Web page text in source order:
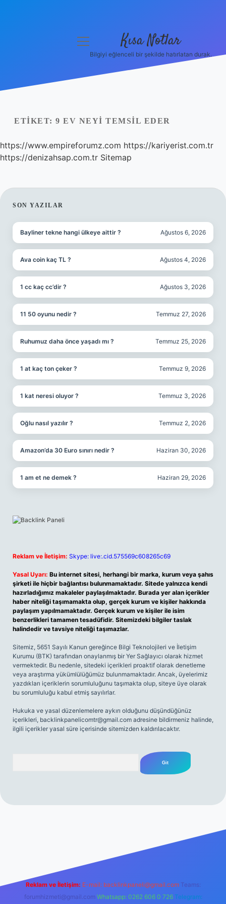
Yasal Uyarı
Hakkımızda
menüyü
Kısa Notlar
Bilgiyi eğlenceli bir şekilde hatırlatan durak.
ETIKET: 9 EV NEYI TEMSIL EDER
https://www.empireforumz.com https://kariyerist.com.tr
https://denizahsap.com.tr Sitemap
SIDEBAR
SON YAZILAR
Bayliner tekne hangi ülkeye aittir ? Ağustos 6, 2026
Ava coin kaç TL ? Ağustos 4, 2026
1 cc kaç cc’dir ? Ağustos 3, 2026
11 50 oyunu nedir ? Temmuz 27, 2026
Ruhumuz daha önce yaşadı mı ? Temmuz 25, 2026
1 at kaç ton çeker ? Temmuz 9, 2026
1 kat neresi oluyor ? Temmuz 3, 2026
Oğlu nasıl yazılır ? Temmuz 2, 2026
Amazon’da 30 Euro sınırı nedir ? Haziran 30, 2026
1 am et ne demek ? Haziran 29, 2026
Reklam ve İletişim: Skype: live:.cid.575569c608265c69
Yasal Uyarı: Bu internet sitesi, herhangi bir marka, kurum veya şahıs
şirketi ile hiçbir bağlantısı bulunmamaktadır. Sitede yalnızca kendi
hazırladığımız makaleler paylaşılmaktadır. Burada yer alan içerikler
haber niteliği taşımamakta olup, gerçek kurum ve kişiler hakkında
paylaşım yapılmamaktadır. Gerçek kurum ve kişiler ile isim
benzerlikleri tamamen tesadüfidir. Sitemizdeki bilgiler taslak
halindedir ve tavsiye niteliği taşımazlar.
Sitemiz, 5651 Sayılı Kanun gereğince Bilgi Teknolojileri ve İletişim
Kurumu (BTK) tarafından onaylanmış bir Yer Sağlayıcı olarak hizmet
vermektedir. Bu nedenle, sitedeki içerikleri proaktif olarak denetleme
veya araştırma yükümlülüğümüz bulunmamaktadır. Ancak, üyelerimiz
yazdıkları içeriklerin sorumluluğunu taşımakta olup, siteye üye olarak
bu sorumluluğu kabul etmiş sayılırlar.
Hukuka ve yasal düzenlemelere aykırı olduğunu düşündüğünüz
içerikleri, backlinkpanelicomtr@gmail.com adresine bildirmeniz halinde,
ilgili içerikler yasal süre içerisinde sitemizden kaldırılacaktır.
Reklam ve İletişim: E-mail: backlinkpaneli@gmail.com Teams:
forumhizmeti@gmail.com Whatsapp: 0262 606 0 726 Telegram: